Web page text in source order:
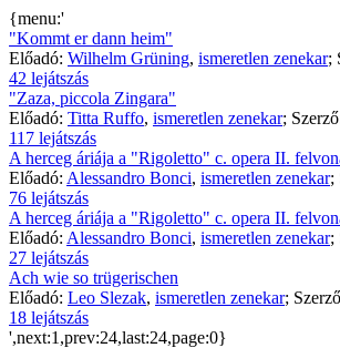
{menu:'
"Kommt er dann heim"
Előadó: Wilhelm Grüning, ismeretlen zenekar;
42 lejátszás
"Zaza, piccola Zingara"
Előadó: Titta Ruffo, ismeretlen zenekar;
117 lejátszás
A herceg áriája a "Rigoletto" c. opera II.
Előadó: Alessandro Bonci, ismeretlen zenekar;
76 lejátszás
A herceg áriája a "Rigoletto" c. opera II.
Előadó: Alessandro Bonci, ismeretlen zenekar;
27 lejátszás
Ach wie so trügerischen
Előadó: Leo Slezak, ismeretlen zenekar;
18 lejátszás
',next:1,prev:24,last:24,page:0}